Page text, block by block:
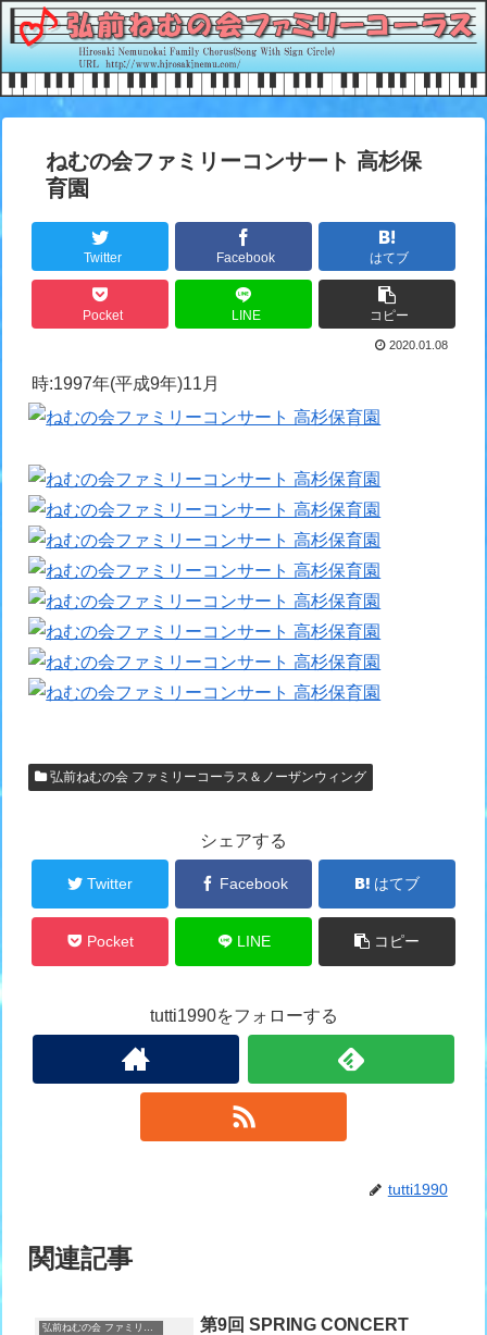
ねむの会ファミリーコンサート 高杉保
育園
Twitter Facebook はてブ
Pocket LINE コピー
2020.01.08
時:1997年(平成9年)11月
弘前ねむの会 ファミリーコーラス＆ノーザンウィング
シェアする
Twitter Facebook はてブ
Pocket LINE コピー
tutti1990をフォローする
tutti1990
関連記事
弘前ねむの会 ファミリーコーラス＆ノーザンウィング 第9回 SPRING CONCERT